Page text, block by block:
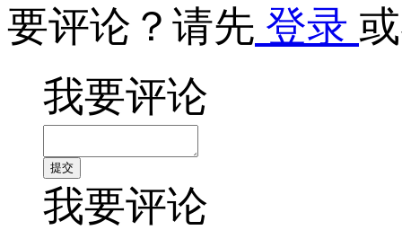
要评论？请先 登录
我要评论
我要评论